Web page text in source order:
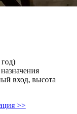
год)
вход,­ высота
>>